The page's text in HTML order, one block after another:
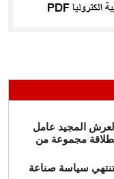
المجيد عامل
مجموعة من
سياسة صناعة